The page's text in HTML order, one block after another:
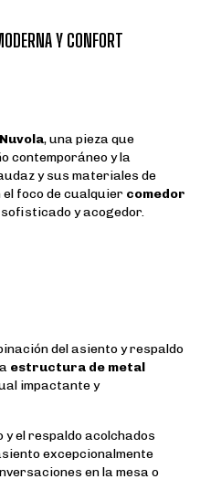
Y CONFORT
, una pieza que
contemporáneo y la
y sus materiales de
foco de cualquier comedor
y acogedor.
del asiento y respaldo
estructura de metal
impactante y
y el respaldo acolchados
excepcionalmente
en la mesa o